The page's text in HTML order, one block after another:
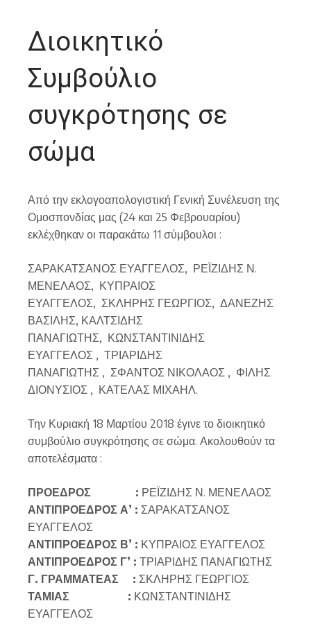
Διοικητικό
Συμβούλιο
συγκρότησης σε
σώμα
Από την εκλογοαπολογιστική Γενική Συνέλευση της
Ομοσπονδίας μας (24 και 25 Φεβρουαρίου)
εκλέχθηκαν οι παρακάτω 11 σύμβουλοι :
ΣΑΡΑΚΑΤΣΑΝΟΣ ΕΥΑΓΓΕΛΟΣ, ΡΕΪΖΙΔΗΣ Ν.
ΜΕΝΕΛΑΟΣ, ΚΥΠΡΑΙΟΣ
ΕΥΑΓΓΕΛΟΣ, ΣΚΛΗΡΗΣ ΓΕΩΡΓΙΟΣ, ΔΑΝΕΖΗΣ
ΒΑΣΙΛΗΣ, ΚΑΛΤΣΙΔΗΣ
ΠΑΝΑΓΙΩΤΗΣ, ΚΩΝΣΤΑΝΤΙΝΙΔΗΣ
ΕΥΑΓΓΕΛΟΣ , ΤΡΙΑΡΙΔΗΣ
ΠΑΝΑΓΙΩΤΗΣ , ΣΦΑΝΤΟΣ ΝΙΚΟΛΑΟΣ , ΦΙΛΗΣ
ΔΙΟΝΥΣΙΟΣ , ΚΑΤΕΛΑΣ ΜΙΧΑΗΛ.
Την Κυριακή 18 Μαρτίου 2018 έγινε το διοικητικό
συμβούλιο συγκρότησης σε σώμα. Ακολουθούν τα
αποτελέσματα :
ΠΡΟΕΔΡΟΣ : ΡΕΪΖΙΔΗΣ Ν. ΜΕΝΕΛΑΟΣ
ΑΝΤΙΠΡΟΕΔΡΟΣ Α’ : ΣΑΡΑΚΑΤΣΑΝΟΣ
ΕΥΑΓΓΕΛΟΣ
ΑΝΤΙΠΡΟΕΔΡΟΣ Β’ : ΚΥΠΡΑΙΟΣ ΕΥΑΓΓΕΛΟΣ
ΑΝΤΙΠΡΟΕΔΡΟΣ Γ’ : ΤΡΙΑΡΙΔΗΣ ΠΑΝΑΓΙΩΤΗΣ
Γ. ΓΡΑΜΜΑΤΕΑΣ : ΣΚΛΗΡΗΣ ΓΕΩΡΓΙΟΣ
ΤΑΜΙΑΣ : ΚΩΝΣΤΑΝΤΙΝΙΔΗΣ
ΕΥΑΓΓΕΛΟΣ